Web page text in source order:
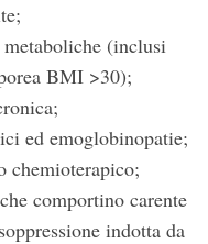
(inclusi
BMI >30);
ed emoglobinopatie;
chemioterapico;
comportino carente
indotta da